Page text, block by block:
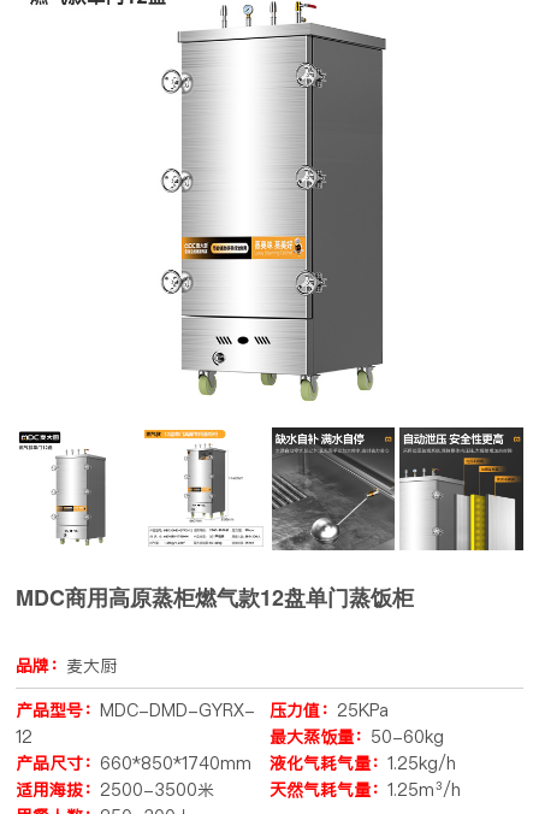
MDC商用高原蒸柜燃气款12盘单门蒸饭柜
品牌： 麦大厨
产品型号：MDC-DMD-GYRX-
12
产品尺寸： 660*850*1740mm
适用海拔： 2500-3500米
压力值： 25KPa
最大蒸饭量： 50-60kg
液化气耗气量： 1.25kg/h
天然气耗气量： 1.25m³/h